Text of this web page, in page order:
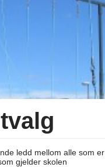
ledd mellom alle som er
gjelder skolen